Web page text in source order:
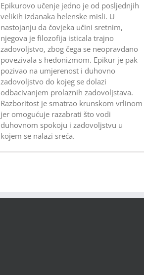
Epikurovo učenje jedno je od posljednjih
velikih izdanaka helenske misli. U
nastojanju da čovjeka učini sretnim,
njegova je filozofija isticala trajno
zadovoljstvo, zbog čega se neopravdano
povezivala s hedonizmom. Epikur je pak
pozivao na umjerenost i duhovno
zadovoljstvo do kojeg se dolazi
odbacivanjem prolaznih zadovoljstava.
Razboritost je smatrao krunskom vrlinom
jer omogućuje razabrati što vodi
duhovnom spokoju i zadovoljstvu u
kojem se nalazi sreća.